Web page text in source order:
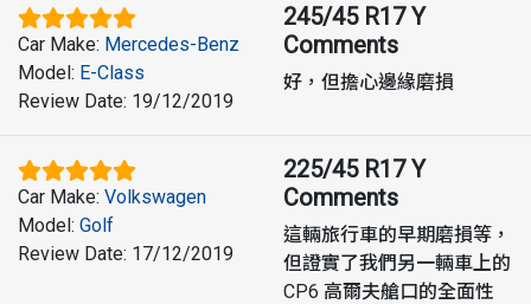
Car Make: Mercedes-Benz
Model: E-Class
Review Date: 19/12/2019
245/45 R17 Y
Comments
好，但擔心邊緣磨損
Car Make: Volkswagen
Model: Golf
Review Date: 17/12/2019
225/45 R17 Y
Comments
這輛旅行車的早期磨損等，
但證實了我們另一輛車上的
CP6 高爾夫艙口的全面性